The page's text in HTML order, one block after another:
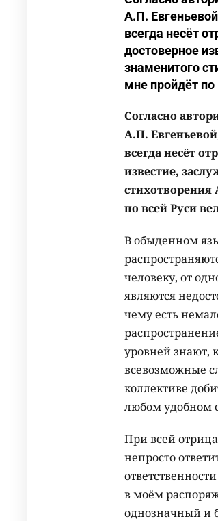
А.П.
всегда несёт
достоверное
знаменитого
мне пройдёт по
Согласно
А.П.
всегда несёт
известие,
стихотворения
по всей Руси
В обыденном
человеку, от
являются
чему есть
уровней знают,
всевозможные
коллективе
любом удобном
При всей
непросто
в моём
однозначный и